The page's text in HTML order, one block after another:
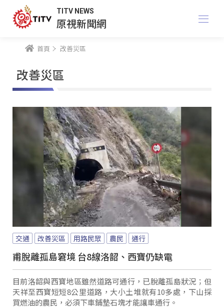
TITV NEWS
原視新聞網
首頁 改善災區
改善災區
交通 改善災區 用路民眾 農民 通行
甫脫離孤島窘境 台8線洛韶、西寶仍缺電
目前洛韶與西寶地區雖然道路可通行，已脫離孤島狀況；但
天祥至西寶短短8公里道路，大小土堆就有10多處，下山採
買燃油的農民，必須下車鋪墊石塊才能讓車通行。